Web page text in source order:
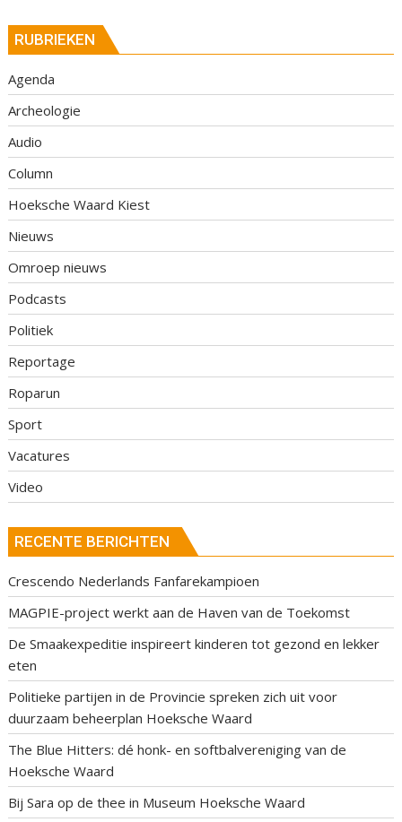
RUBRIEKEN
Agenda
Archeologie
Audio
Column
Hoeksche Waard Kiest
Nieuws
Omroep nieuws
Podcasts
Politiek
Reportage
Roparun
Sport
Vacatures
Video
RECENTE BERICHTEN
Crescendo Nederlands Fanfarekampioen
MAGPIE-project werkt aan de Haven van de Toekomst
De Smaakexpeditie inspireert kinderen tot gezond en lekker
eten
Politieke partijen in de Provincie spreken zich uit voor
duurzaam beheerplan Hoeksche Waard
The Blue Hitters: dé honk- en softbalvereniging van de
Hoeksche Waard
Bij Sara op de thee in Museum Hoeksche Waard